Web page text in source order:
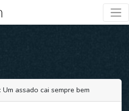
Um assado cai sempre bem